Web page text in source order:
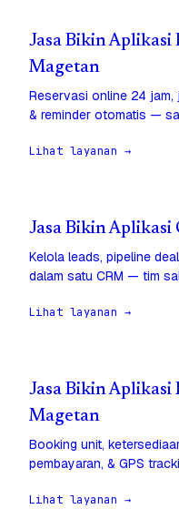
Jasa Bikin Aplikasi
Magetan
Reservasi online 24 jam,
& reminder otomatis —
Lihat layanan →
Jasa Bikin Aplikasi
Kelola leads, pipeline
dalam satu CRM — tim
Lihat layanan →
Jasa Bikin Aplikasi
Magetan
Booking unit,
pembayaran, & GPS
Lihat layanan →